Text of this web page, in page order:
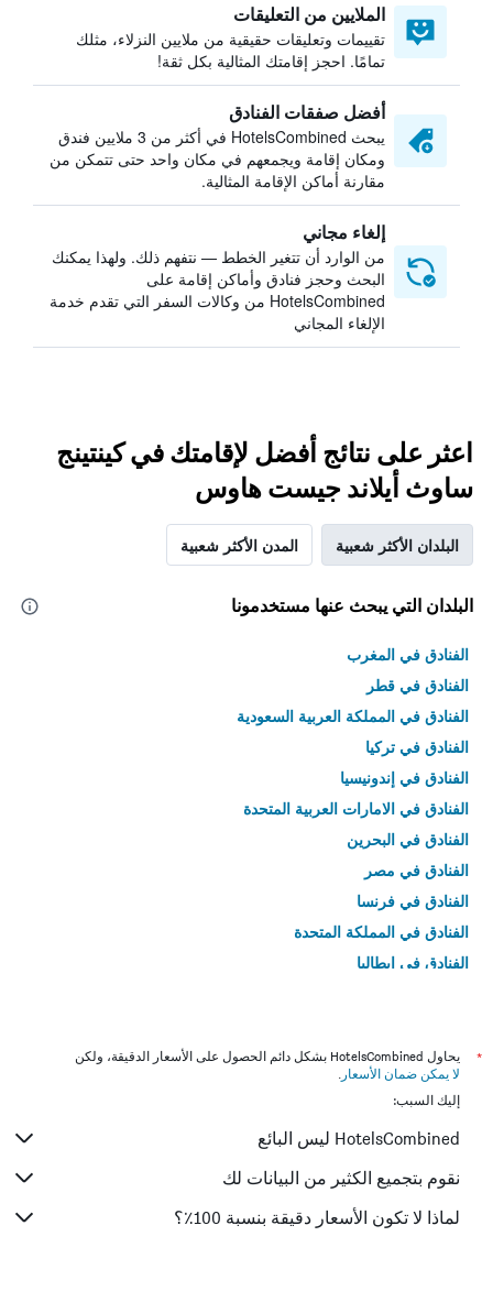
الملايين من التعليقات
تقييمات وتعليقات حقيقية من ملايين النزلاء، مثلك
تمامًا. احجز إقامتك المثالية بكل ثقة!
أفضل صفقات الفنادق
يبحث HotelsCombined في أكثر من 3 ملايين فندق
ومكان إقامة ويجمعهم في مكان واحد حتى تتمكن من
مقارنة أماكن الإقامة المثالية.
إلغاء مجاني
من الوارد أن تتغير الخطط — نتفهم ذلك. ولهذا يمكنك
البحث وحجز فنادق وأماكن إقامة على
HotelsCombined من وكالات السفر التي تقدم خدمة
الإلغاء المجاني
اعثر على نتائج أفضل لإقامتك في كينتينج
ساوث أيلاند جيست هاوس
البلدان الأكثر شعبية المدن الأكثر شعبية
البلدان التي يبحث عنها مستخدمونا
الفنادق في المغرب
الفنادق في قطر
الفنادق في المملكة العربية السعودية
الفنادق في تركيا
الفنادق في إندونيسيا
الفنادق في الامارات العربية المتحدة
الفنادق في البحرين
الفنادق في مصر
الفنادق في فرنسا
الفنادق في المملكة المتحدة
الفنادق في إيطاليا
*
يحاول HotelsCombined بشكل دائم الحصول على الأسعار الدقيقة، ولكن
لا يمكن ضمان الأسعار .
إليك السبب:
HotelsCombined ليس البائع
نقوم بتجميع الكثير من البيانات لك
لماذا لا تكون الأسعار دقيقة بنسبة 100٪؟